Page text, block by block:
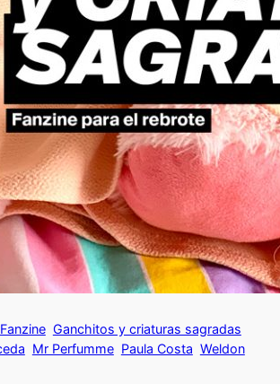
Fanzine Ganchitos y criaturas sagradas
Mr Perfumme Paula Costa Weldon